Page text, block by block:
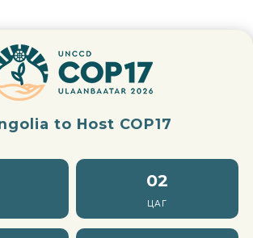
to Host COP17
02
ЦАГ